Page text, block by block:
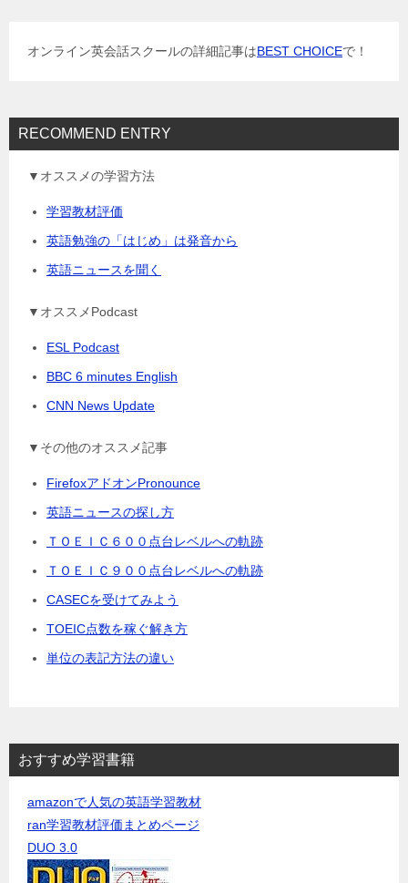
オンライン英会話スクールの詳細記事はBEST CHOICEで！
RECOMMEND ENTRY
▼オススメの学習方法
学習教材評価
英語勉強の「はじめ」は発音から
英語ニュースを聞く
▼オススメPodcast
ESL Podcast
BBC 6 minutes English
CNN News Update
▼その他のオススメ記事
FirefoxアドオンPronounce
英語ニュースの探し方
ＴＯＥＩＣ６００点台レベルへの軌跡
ＴＯＥＩＣ９００点台レベルへの軌跡
CASECを受けてみよう
TOEIC点数を稼ぐ解き方
単位の表記方法の違い
おすすめ学習書籍
amazonで人気の英語学習教材
ran学習教材評価まとめページ
DUO 3.0